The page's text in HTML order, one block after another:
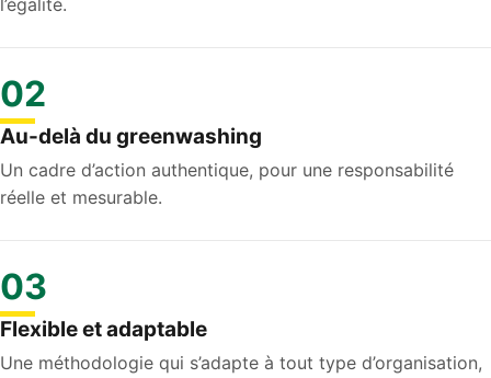
l’égalité.
02
Au-delà du greenwashing
Un cadre d’action authentique, pour une responsabilité
réelle et mesurable.
03
Flexible et adaptable
Une méthodologie qui s’adapte à tout type d’organisation,